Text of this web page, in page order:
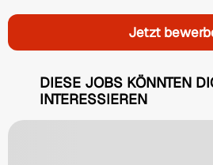
Jetzt
DIESE JOBS KÖNNTEN
INTERESSIEREN